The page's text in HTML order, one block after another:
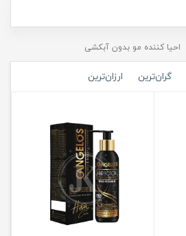
احیا کننده مو بدون آبکشی
گران‌ترین ارزان‌ترین